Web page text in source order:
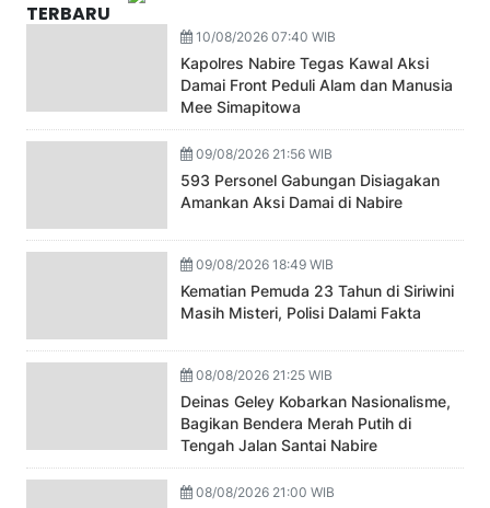
TERBARU
10/08/2026 07:40 WIB
Kapolres Nabire Tegas Kawal Aksi
Damai Front Peduli Alam dan Manusia
Mee Simapitowa
09/08/2026 21:56 WIB
593 Personel Gabungan Disiagakan
Amankan Aksi Damai di Nabire
09/08/2026 18:49 WIB
Kematian Pemuda 23 Tahun di Siriwini
Masih Misteri, Polisi Dalami Fakta
08/08/2026 21:25 WIB
Deinas Geley Kobarkan Nasionalisme,
Bagikan Bendera Merah Putih di
Tengah Jalan Santai Nabire
08/08/2026 21:00 WIB